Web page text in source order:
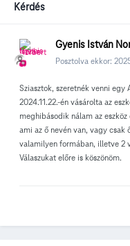
Kérdés
Gyenis István
Posztolva ekkor:
Sziasztok, szeretnék venni
2024.11.22.-én vásárolta az
meghibásodik nálam az
ami az ő nevén van, vagy csak
valamilyen formában, illetve 2
Válaszukat előre is köszönöm.